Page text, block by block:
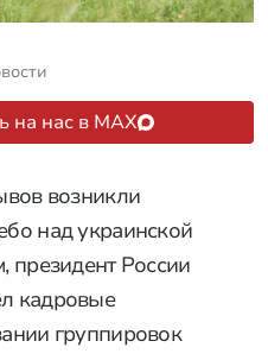
на нас в MAX
возникли
над украинской
президент России
кадровые
группировок